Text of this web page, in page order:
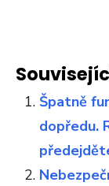
Špatně
dopředu.